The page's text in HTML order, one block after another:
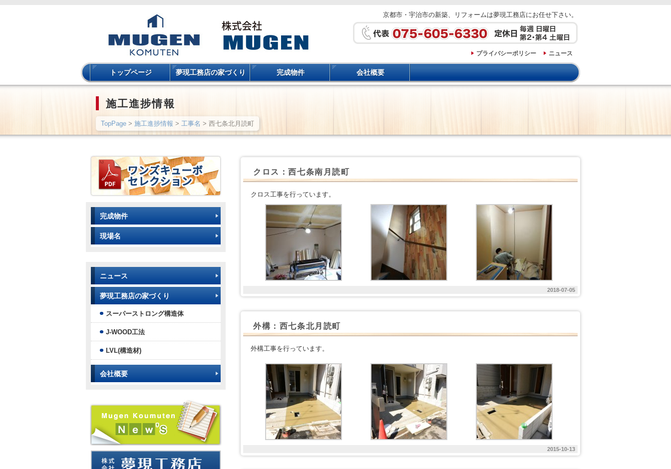
京都市・宇治市の新築、リフォームは夢現工務店にお任せ下さい。
プライバシーポリシー ニュース
トップページ 夢現工務店の家づくり 完成物件 会社概要
施工進捗情報
TopPage > 施工進捗情報 > 工事名 > 西七条北月読町
クロス：西七条南月読町
クロス工事を行っています。
2018-07-05
外構：西七条北月読町
外構工事を行っています。
2015-10-13
完成物件
現場名
ニュース
夢現工務店の家づくり
スーパーストロング構造体
J-WOOD工法
LVL(構造材)
会社概要